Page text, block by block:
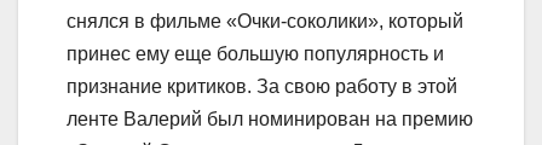
снялся в фильме «Очки-соколики», который
принес ему еще большую популярность и
признание критиков. За свою работу в этой
ленте Валерий был номинирован на премию